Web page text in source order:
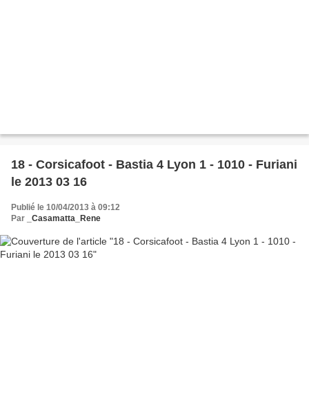
18 - Corsicafoot - Bastia 4 Lyon 1 - 1010 - Furiani
le 2013 03 16
Publié le 10/04/2013 à 09:12
Par
_Casamatta_Rene